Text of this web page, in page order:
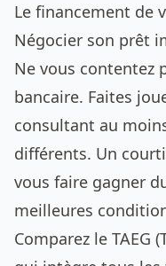
Le financement de
Négocier son prêt
Ne vous contentez
bancaire. Faites
consultant au
différents. Un
vous faire gagner
meilleures
Comparez le TAEG